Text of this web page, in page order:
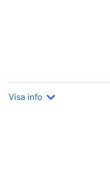
Visa info